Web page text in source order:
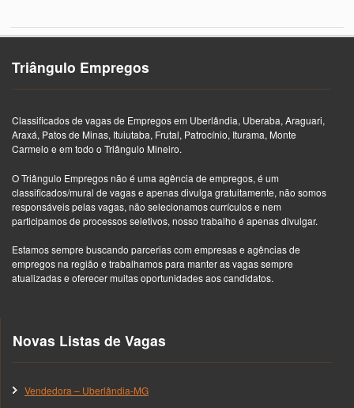
Triângulo Empregos
Classificados de vagas de Empregos em Uberlândia, Uberaba, Araguari,
Araxá, Patos de Minas, Ituiutaba, Frutal, Patrocínio, Iturama, Monte
Carmelo e em todo o Triângulo Mineiro.
O Triângulo Empregos não é uma agência de empregos, é um
classificados/mural de vagas e apenas divulga gratuitamente, não somos
responsáveis pelas vagas, não selecionamos currículos e nem
participamos de processos seletivos, nosso trabalho é apenas divulgar.
Estamos sempre buscando parcerias com empresas e agências de
empregos na região e trabalhamos para manter as vagas sempre
atualizadas e oferecer muitas oportunidades aos candidatos.
Novas Listas de Vagas
Vendedora – Uberlândia-MG